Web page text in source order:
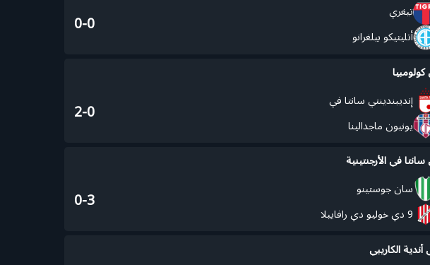
تيغري
أتليتيكو بيلغرانو
0-0
إنديبندينتي سانتا في
يونيون ماجدالينا
2-0
في الأرجنتينية
سان جوستينو
9 دي خوليو دي رافاييلا
0-3
الكاريبي